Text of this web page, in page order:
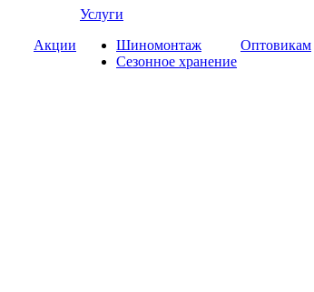
Акции
Услуги
Шиномонтаж
Сезонное хранение
Оптовикам